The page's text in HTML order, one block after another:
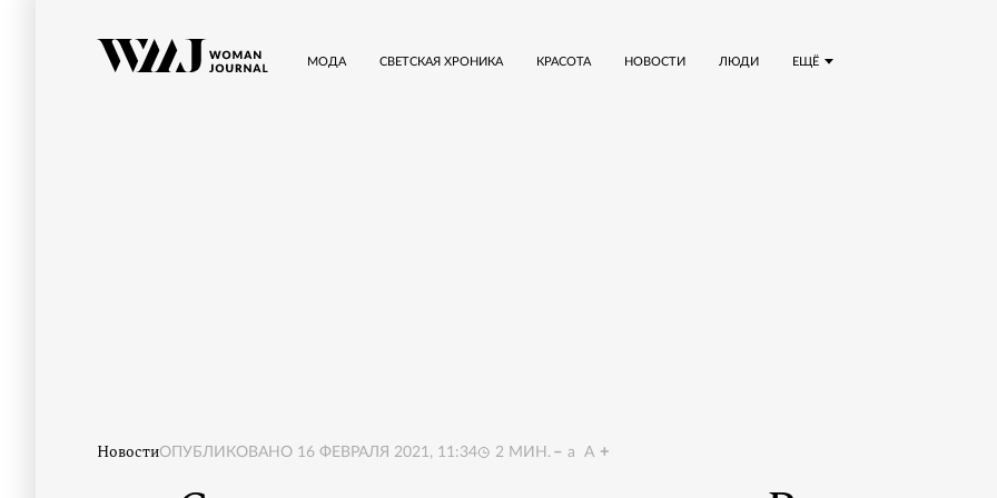
ЕЩЁ
МОДА СВЕТСКАЯ ХРОНИКА КРАСОТА НОВОСТИ ЛЮДИ
НовостиОПУБЛИКОВАНО 16 ФЕВРАЛЯ 2021, 11:34 2 МИН. a A